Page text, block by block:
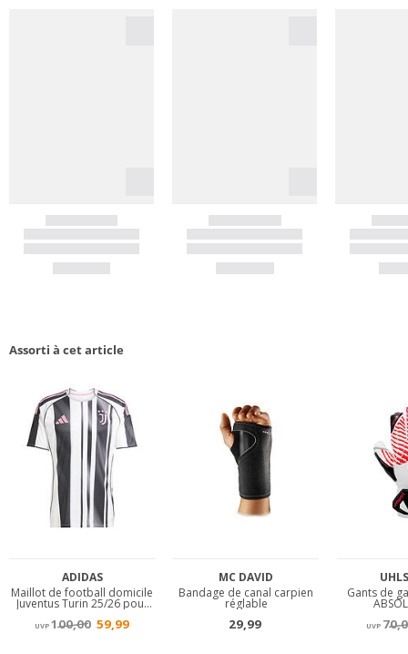
Assorti à cet article